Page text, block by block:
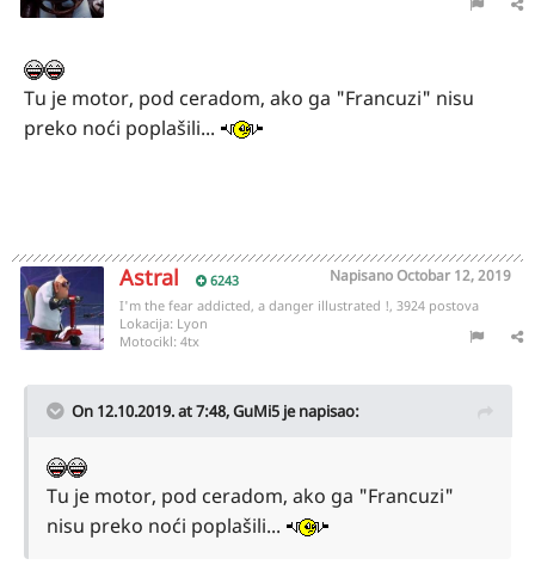
Tu je motor, pod ceradom, ako ga "Francuzi" nisu
preko noći poplašili...
Astral 6243 NapisanoOctobar 12, 2019
I'm the fear addicted, a danger illustrated !, 3924 postova
Lokacija: Lyon
Motocikl: 4tx
On 12.10.2019. at 7:48,GuMi5 je napisao:
Tu je motor, pod ceradom, ako ga "Francuzi"
nisu preko noći poplašili...